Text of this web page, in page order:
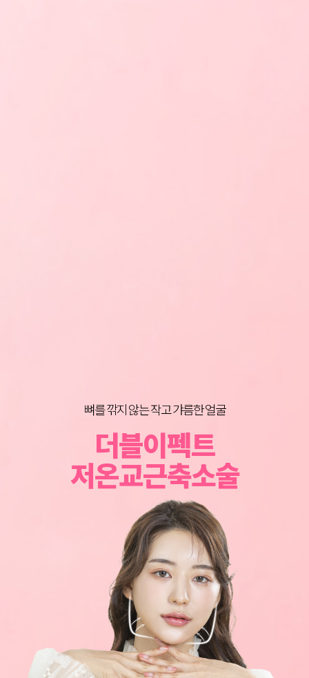
뼈를 깎지 않는 작고 갸름한 얼굴
더블이펙트
저온교근축소술
그림성형외과 노하우로 되살아나는 얼굴라인
심부볼지방제거
너만 몰랐던 턱살 리프팅 꿀팁
턱살지방흡입
어느 각도로 봐도 가장 예쁜 턱라인
이중턱지방흡입
BEFORE & AFTER
이동진 원장의
SOLUTION